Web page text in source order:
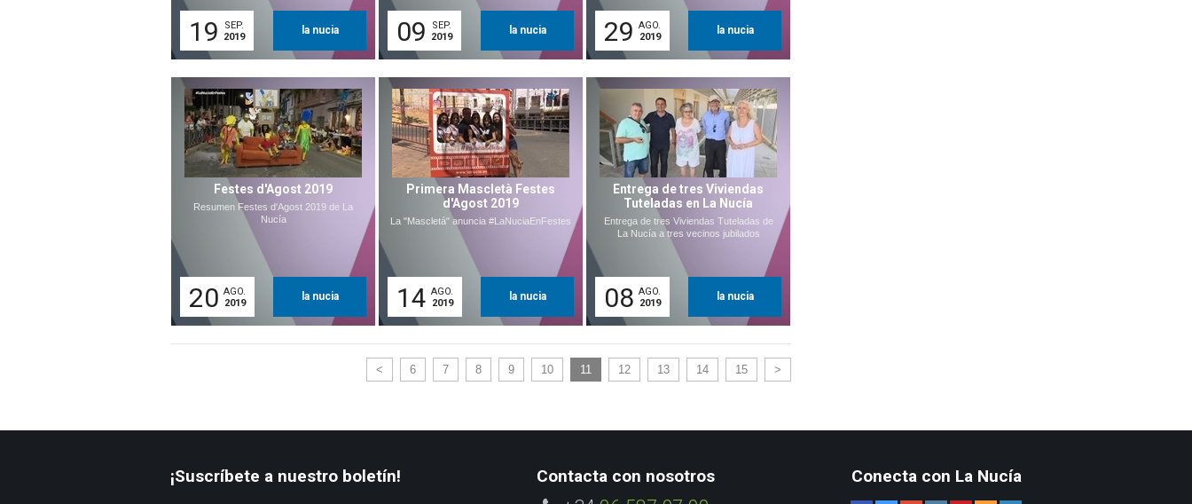
19
SEP.
2019
la nucia 09
SEP.
2019
la nucia 29 AGO.
2019
la nucia
Festes d'Agost 2019
Resumen Festes d'Agost 2019 de La
Nucía
20 AGO.
2019
la nucia
Primera Mascletà Festes
d'Agost 2019
La "Mascletá" anuncia #LaNuciaEnFestes
14 AGO.
2019
la nucia
Entrega de tres Viviendas
Tuteladas en La Nucía
Entrega de tres Viviendas Tuteladas de
La Nucía a tres vecinos jubilados
08 AGO.
2019
la nucia
< 6 7 8 9 10 11 12 13 14 15 >
¡Suscríbete a nuestro boletín! Contacta con nosotros Conecta con La Nucía